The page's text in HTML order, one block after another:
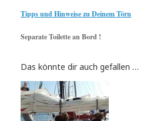
Tipps und Hinweise zu Deinem Törn
Separate Toilette an Bord !
Das könnte dir auch gefallen …